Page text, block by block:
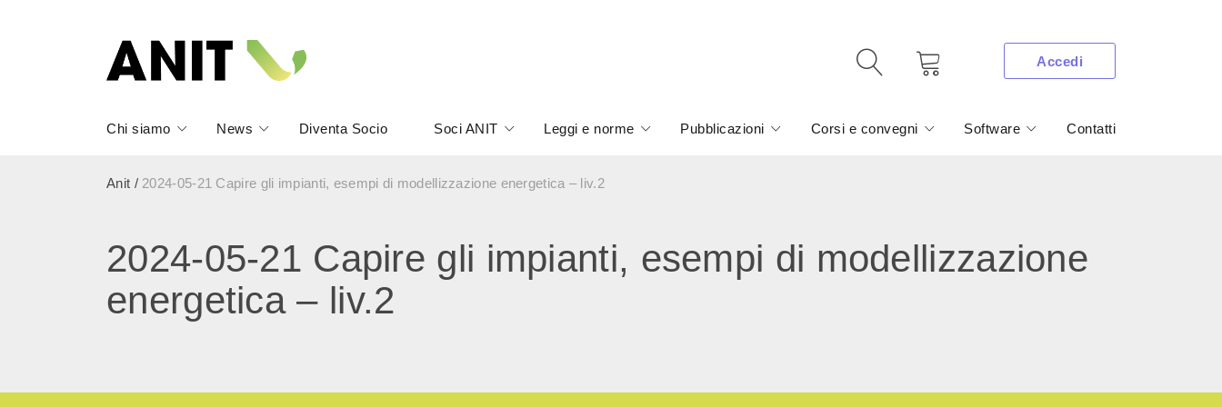
Accedi
Chi siamo News Diventa Socio Soci ANIT Leggi e norme Pubblicazioni Corsi e convegni Software Contatti
Anit / 2024-05-21 Capire gli impianti, esempi di modellizzazione energetica – liv.2
2024-05-21 Capire gli impianti, esempi di modellizzazione
energetica – liv.2